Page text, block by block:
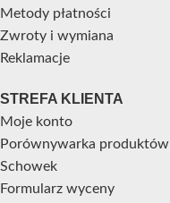
Metody płatności
Zwroty i wymiana
Reklamacje
STREFA KLIENTA
Moje konto
Porównywarka produktów
Schowek
Formularz wyceny